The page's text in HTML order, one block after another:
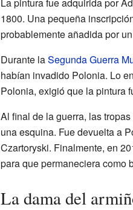
1800. Una pequeña
probablemente añadida por
Durante laSegunda Guerra
habían invadido Polonia. Lo
Polonia, exigió que la pintura
Al final de la guerra, las
una esquina. Fue devuelta a
Czartoryski. Finalmente, en
para que permaneciera como
La dama del